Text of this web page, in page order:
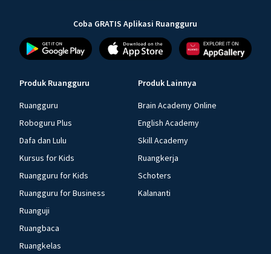
Coba GRATIS Aplikasi Ruangguru
Produk Ruangguru
Ruangguru
Roboguru Plus
Dafa dan Lulu
Kursus for Kids
Ruangguru for Kids
Ruangguru for Business
Ruanguji
Ruangbaca
Ruangkelas
Produk Lainnya
Brain Academy Online
English Academy
Skill Academy
Ruangkerja
Schoters
Kalananti